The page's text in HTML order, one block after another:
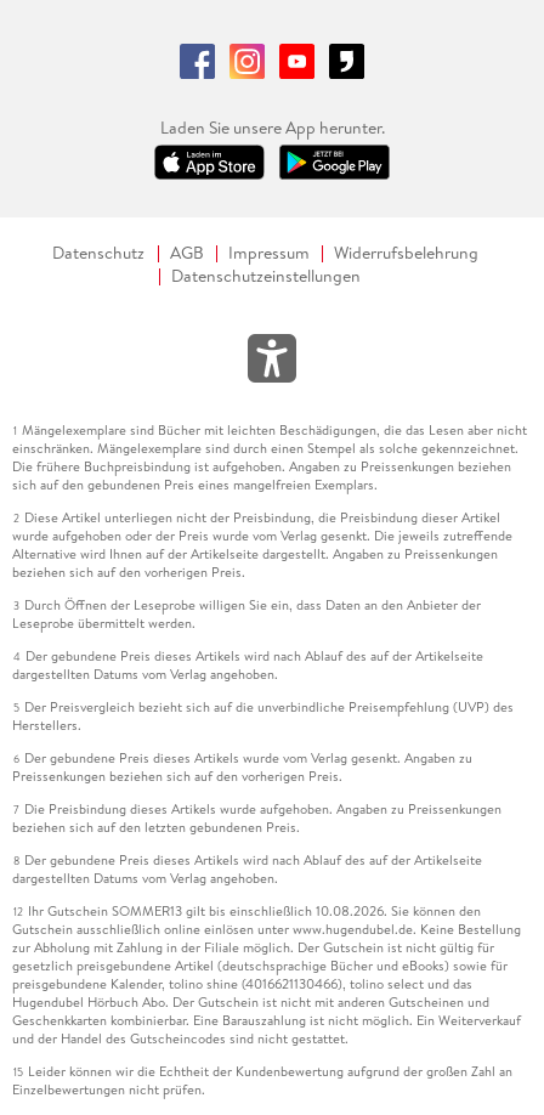
Laden Sie unsere App herunter.
Datenschutz AGB Impressum
Widerrufsbelehrung
Datenschutzeinstellungen
1 Mängelexemplare sind Bücher mit leichten Beschädigungen, die das Lesen aber nicht
einschränken. Mängelexemplare sind durch einen Stempel als solche gekennzeichnet.
Die frühere Buchpreisbindung ist aufgehoben. Angaben zu Preissenkungen beziehen
sich auf den gebundenen Preis eines mangelfreien Exemplars.
2 Diese Artikel unterliegen nicht der Preisbindung, die Preisbindung dieser Artikel
wurde aufgehoben oder der Preis wurde vom Verlag gesenkt. Die jeweils zutreffende
Alternative wird Ihnen auf der Artikelseite dargestellt. Angaben zu Preissenkungen
beziehen sich auf den vorherigen Preis.
3 Durch Öffnen der Leseprobe willigen Sie ein, dass Daten an den Anbieter der
Leseprobe übermittelt werden.
4 Der gebundene Preis dieses Artikels wird nach Ablauf des auf der Artikelseite
dargestellten Datums vom Verlag angehoben.
5 Der Preisvergleich bezieht sich auf die unverbindliche Preisempfehlung (UVP) des
Herstellers.
6 Der gebundene Preis dieses Artikels wurde vom Verlag gesenkt. Angaben zu
Preissenkungen beziehen sich auf den vorherigen Preis.
7 Die Preisbindung dieses Artikels wurde aufgehoben. Angaben zu Preissenkungen
beziehen sich auf den letzten gebundenen Preis.
8 Der gebundene Preis dieses Artikels wird nach Ablauf des auf der Artikelseite
dargestellten Datums vom Verlag angehoben.
12 Ihr Gutschein SOMMER13 gilt bis einschließlich 10.08.2026. Sie können den
Gutschein ausschließlich online einlösen unter www.hugendubel.de. Keine Bestellung
zur Abholung mit Zahlung in der Filiale möglich. Der Gutschein ist nicht gültig für
gesetzlich preisgebundene Artikel (deutschsprachige Bücher und eBooks) sowie für
preisgebundene Kalender, tolino shine (4016621130466), tolino select und das
Hugendubel Hörbuch Abo. Der Gutschein ist nicht mit anderen Gutscheinen und
Geschenkkarten kombinierbar. Eine Barauszahlung ist nicht möglich. Ein Weiterverkauf
und der Handel des Gutscheincodes sind nicht gestattet.
15 Leider können wir die Echtheit der Kundenbewertung aufgrund der großen Zahl an
Einzelbewertungen nicht prüfen.